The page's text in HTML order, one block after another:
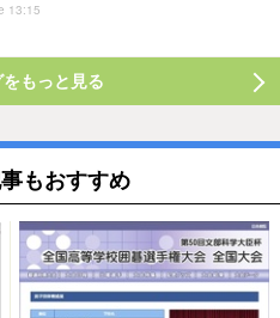
13:15
もっと見る
もおすすめ